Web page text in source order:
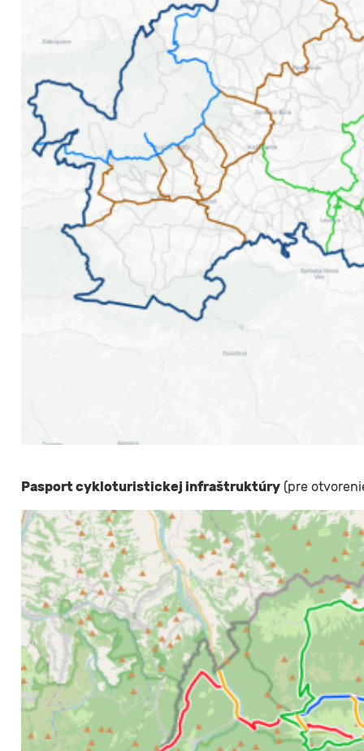
Pasport cykloturistickej infraštruktúry (pre